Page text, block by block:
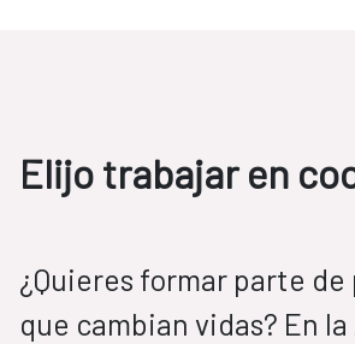
Elijo trabajar en
¿Quieres formar parte
que cambian vidas? En la